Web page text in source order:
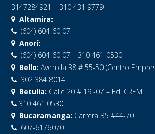
3147284921 – 310 431 9779
Altamira:
(604) 604 60 07
Anorí:
(604) 604 60 07 – 310 461 0530
Bello: Avenida 38 # 55-50 (Centro
302 384 8014
Betulia: Calle 20 # 19 -07 – Ed. CREM
310 461 0530
Bucaramanga: Carrera 35 #44-70
607-6176070